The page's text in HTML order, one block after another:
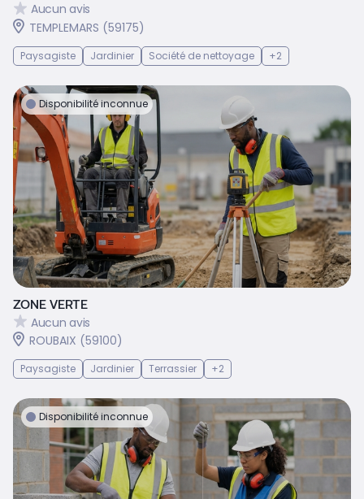
Aucun avis
TEMPLEMARS (59175)
Paysagiste Jardinier Société de nettoyage +2
Disponibilité inconnue
ZONE VERTE
Aucun avis
ROUBAIX (59100)
Paysagiste Jardinier Terrassier +2
Disponibilité inconnue